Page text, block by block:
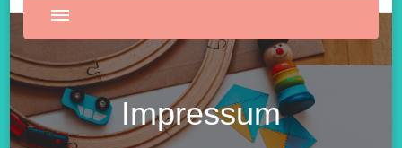
Impressum